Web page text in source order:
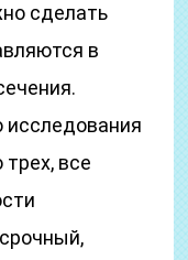
сделать
в
исследования
все